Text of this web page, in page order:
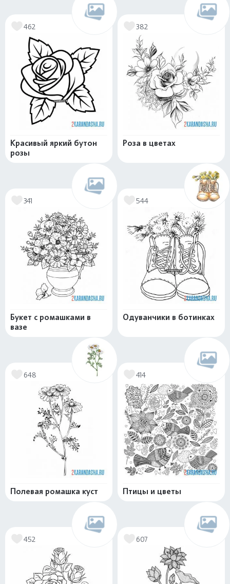
462
Красивый яркий бутон
розы
382
Роза в цветах
341
Букет с ромашками в
вазе
544
Одуванчики в ботинках
648
Полевая ромашка куст
414
Птицы и цветы
452 607